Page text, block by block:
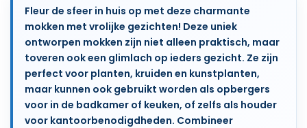
Fleur de sfeer in huis op met deze charmante
mokken met vrolijke gezichten! Deze uniek
ontworpen mokken zijn niet alleen praktisch, maar
toveren ook een glimlach op ieders gezicht. Ze zijn
perfect voor planten, kruiden en kunstplanten,
maar kunnen ook gebruikt worden als opbergers
voor in de badkamer of keuken, of zelfs als houder
voor kantoorbenodigdheden. Combineer